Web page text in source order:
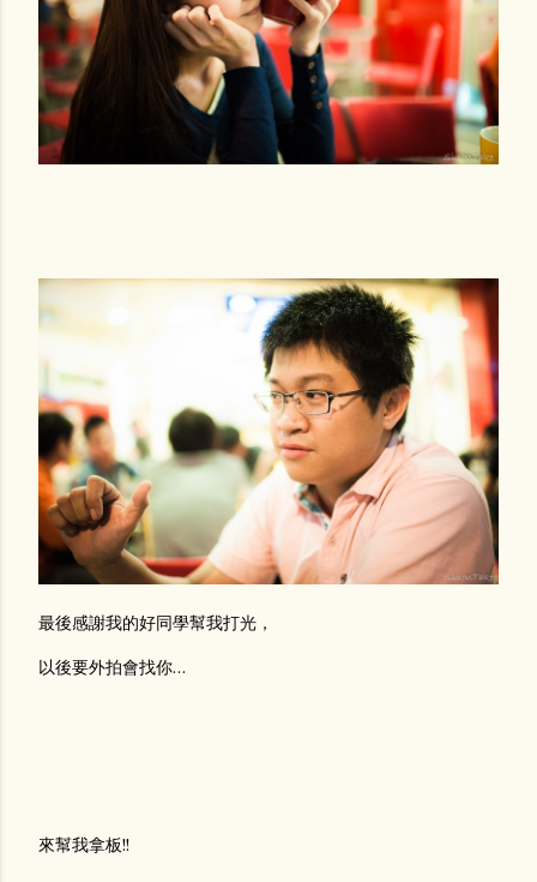
最後感謝我的好同學幫我打光，
以後要外拍會找你…
來幫我拿板!!